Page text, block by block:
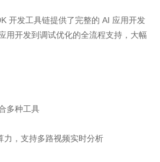
开发工具链提供了完整的 AI 应用开发
用开发到调试优化的全流程支持，大幅
多种工具
力，支持多路视频实时分析